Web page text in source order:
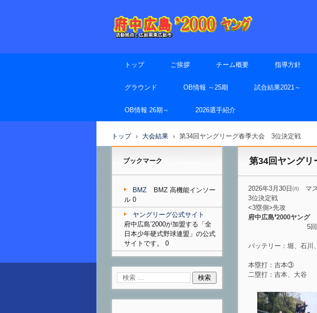
トップ ご挨拶 チーム概要 指導方針
グラウンド OB情報 ～25期 試合結果2021～
OB情報 26期～ 2026選手紹介
トップ › 大会結果 › 第34回ヤングリーグ春季大会 3位決定戦
第34回ヤング
2026年3月30日㈪ マ
3位決定戦
<3塁側>先
府中広島❜2000ヤン
5回コール
バッテリー：堀、石
本塁打：吉本③
二塁打：吉本、大谷
ブックマーク
BMZ
BMZ 高機能インソー
ル 0
ヤングリーグ公式サイト
府中広島’2000が加盟する「全
日本少年硬式野球連盟」の公式
サイトです。 0